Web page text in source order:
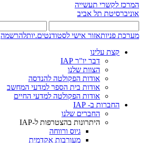
המרכז לקשרי תעשייה
אוניברסיטת תל אביב
מערכת פניותאזור אישי לסטודנטים.יותלהרשמה
קצת עלינו
דבר יו"ר IAP
הצוות שלנו
אודות הפקולטה להנדסה
אודות בית הספר למדעי המחשב
אודות הפקולטה למדעי החיים
החברות ב- IAP
החברים שלנו
היתרונות בהצטרפות ל-IAP
גיוס ורווחה
מעורבות אקדמית